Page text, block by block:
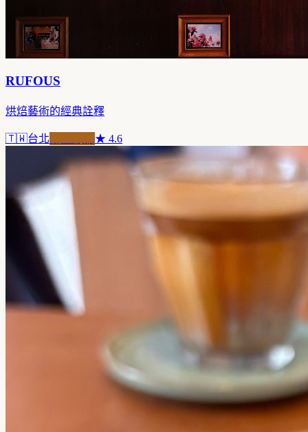
RUFOUS
烘焙藝術的經典詮釋
🇹🇼台北 ★ 4.6